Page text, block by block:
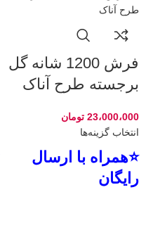
فرش 1200 شانه گل
برجسته طرح آناک
23،000،000 تومان
انتخاب گزینه‌ها
⭐همراه با ارسال
رایگان